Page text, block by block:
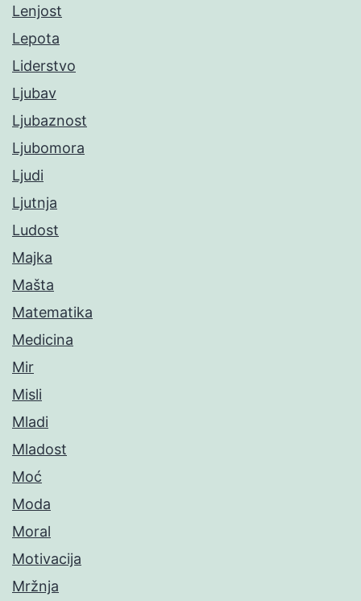
Lenjost
Lepota
Liderstvo
Ljubav
Ljubaznost
Ljubomora
Ljudi
Ljutnja
Ludost
Majka
Mašta
Matematika
Medicina
Mir
Misli
Mladi
Mladost
Moć
Moda
Moral
Motivacija
Mržnja